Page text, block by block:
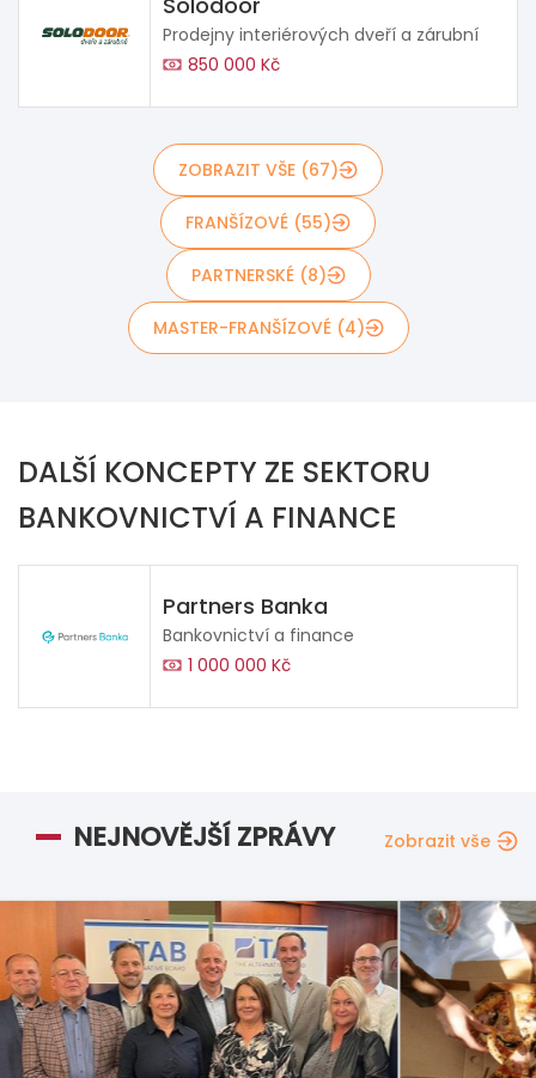
Prodejny interiérových dveří a zárubní
850 000 Kč
ZOBRAZIT VŠE (67)
FRANŠÍZOVÉ (55)
PARTNERSKÉ (8)
MASTER-FRANŠÍZOVÉ (4)
DALŠÍ KONCEPTY ZE SEKTORU
BANKOVNICTVÍ A FINANCE
Partners Banka
Bankovnictví a finance
1 000 000 Kč
NEJNOVĚJŠÍ ZPRÁVY Zobrazit vše